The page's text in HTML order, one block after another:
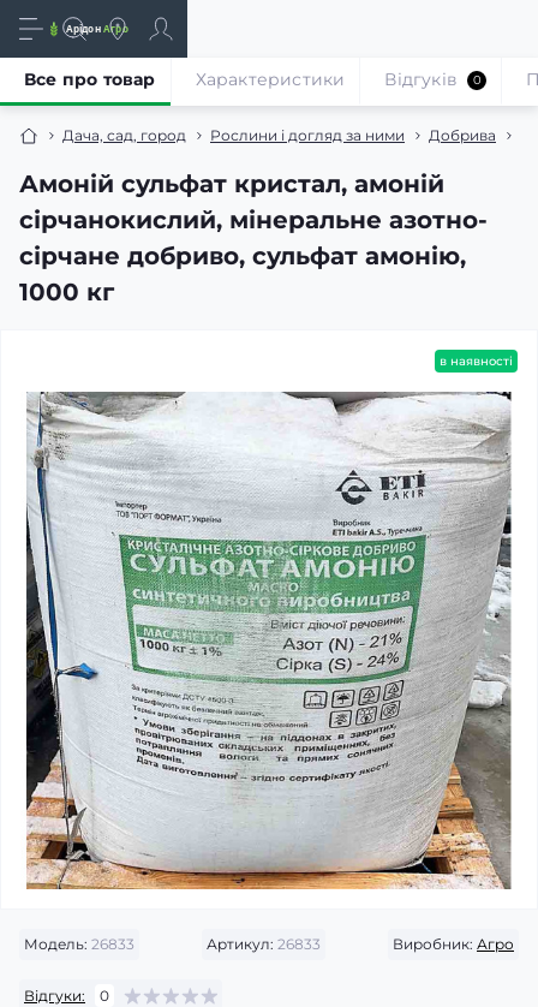
Дача, сад, город Рослини і догляд за ними Добрива
Амоній сульфат кристал, амоній
сірчанокислий, мінеральне азотно-
сірчане добриво, сульфат амонію,
1000 кг
Все про товар Характеристики Відгуків 0
в наявності
Модель: 26833 Артикул: 26833 Виробник: Агро
Відгуки: 0